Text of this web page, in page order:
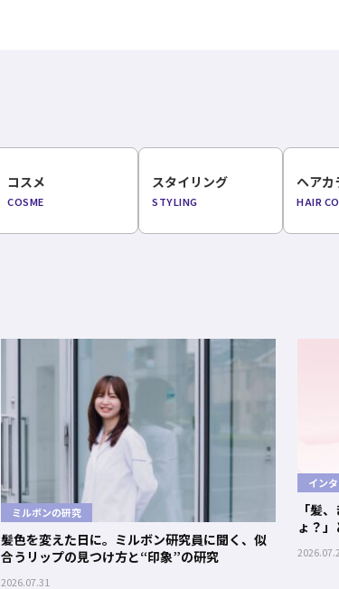
コスメ
COSME
スタイリング
STYLING
ヘアカ
HAIR
ミルボンの研究
髪色を変えた日に。ミルボン研究員に聞く、似
合うリップの見つけ方と“印象”の研究
2026.07.31
イン
「髪
ょ？